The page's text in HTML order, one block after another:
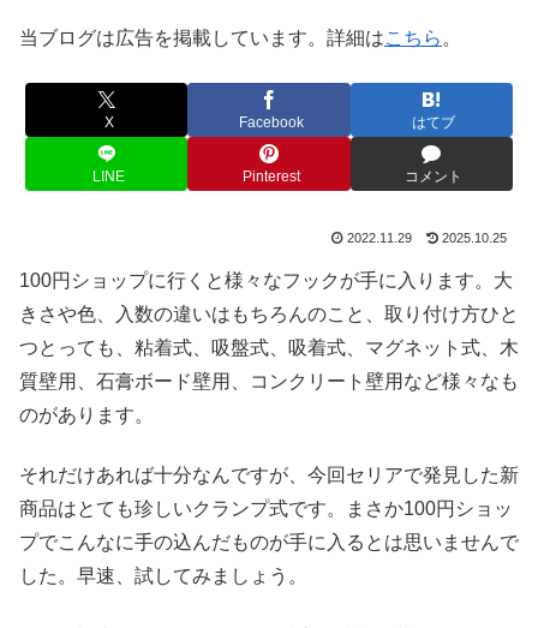
当ブログは広告を掲載しています。詳細はこちら 。
X Facebook はてブ
LINE Pinterest コメント
2022.11.29 2025.10.25
100円ショップに行くと様々なフックが手に入ります。大
きさや色、入数の違いはもちろんのこと、取り付け方ひと
つとっても、粘着式、吸盤式、吸着式、マグネット式、木
質壁用、石膏ボード壁用、コンクリート壁用など様々なも
のがあります。
それだけあれば十分なんですが、今回セリアで発見した新
商品はとても珍しいクランプ式です。まさか100円ショッ
プでこんなに手の込んだものが手に入るとは思いませんで
した。早速、試してみましょう。